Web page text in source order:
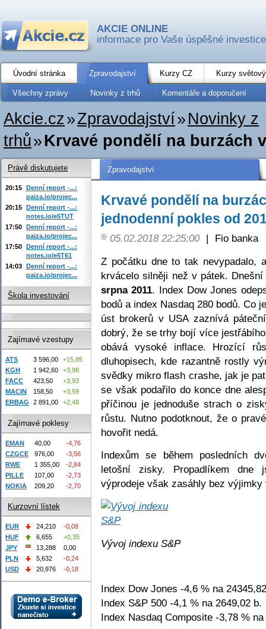
AKCIE ONLINE
informace pro Vaše úspěšné investice
Úvodní stránka Zpravodajství Kurzy CZ Kurzy
Všechny zprávy Novinky z trhů Komentáře a doporučení
Akcie.cz»Zpravodajství» Novinky z
trhů»Krvavé pondělí na burzách
Zpravodajství
Krvavé pondělí na
jednodenní pokles od
05.02.2018 22:25:00 |
Fio banka
Z počátku dne to tak nevypadalo,
krvácelo silněji než v pátek.
srpna 2011. Index Dow Jones
bodů a index Nasdaq 280 bodů. Co
úst brokerů v USA zaznívá
dobrý, že se trhy bojí více
obává vysoké inflace. Hrozící
dluhopisech, kde razantně rostly
svědky mikro flash crashe, jak je
se však podařilo do konce dne
příčinou je jednoduše strach o
růstu. Nutno podotknout, že o
hovořit nedá.
Indexům se během posledních
letošní zisky. Propadlíkem dne
výprodeje však zasáhly bez
Vývoj indexu S&P
Index Dow Jones -4,6 % na
Index S&P 500 -4,1 % na 2649,02 b.
Index Nasdaq Composite -3,78 %
Právě diskutujete
20:15 Denní report -...:
paiza.io/projec...
20:15 Denní report -...:
notes.io/e5TUT
17:50 Denní report -...:
paiza.io/projec...
17:50 Denní report -...:
notes.io/e5T61
14:03 Denní report -...:
paiza.io/projec...
Škola investování
Zajímavé vzestupy
ATS 3 596,00
+15,85
KGH
1 942,60
+3,98
FACC
423,50
+3,93
MACIN
158,50
+3,59
ERBAG
2 891,00 +2,48
Zajímavé poklesy
EMAN 40,00
-4,76
CZGCE
976,00
-3,56
RWE
1 355,00
-2,84
PILLE
107,00
-2,73
NOKIA
209,20 -2,70
Kurzovní lístek
EUR 24,210
-0,08
HUF
6,655
+0,35
JPY
13,288
0,00
PLN
5,632
-0,24
USD
20,976 -0,18